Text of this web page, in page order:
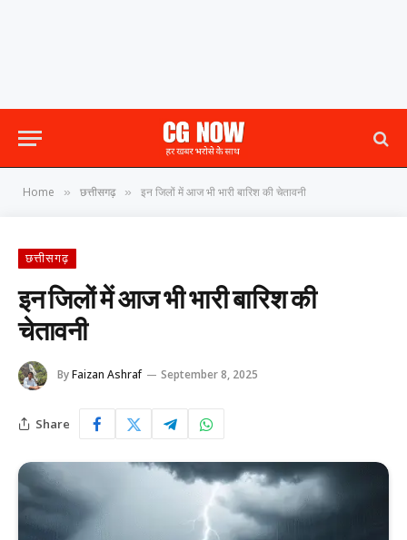
Home » छत्तीसगढ़ » इन जिलों में आज भी भारी बारिश की चेतावनी
छत्तीसगढ़
इन जिलों में आज भी भारी बारिश की
चेतावनी
ByFaizan Ashraf September 8, 2025
Share